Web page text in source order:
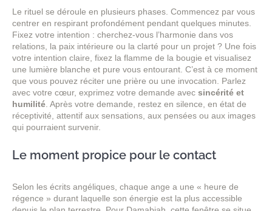
Le rituel se déroule en plusieurs phases. Commencez par vous
centrer en respirant profondément pendant quelques minutes.
Fixez votre intention : cherchez-vous l’harmonie dans vos
relations, la paix intérieure ou la clarté pour un projet ? Une fois
votre intention claire, fixez la flamme de la bougie et visualisez
une lumière blanche et pure vous entourant. C’est à ce moment
que vous pouvez réciter une prière ou une invocation. Parlez
avec votre cœur, exprimez votre demande avec sincérité et
humilité. Après votre demande, restez en silence, en état de
réceptivité, attentif aux sensations, aux pensées ou aux images
qui pourraient survenir.
Le moment propice pour le contact
Selon les écrits angéliques, chaque ange a une « heure de
régence » durant laquelle son énergie est la plus accessible